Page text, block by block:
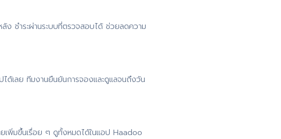
ชำระผ่านระบบที่ตรวจสอบได้ ช่วยลดความ
ด้เลย ทีมงานยืนยันการจองและดูแลจนถึงวัน
เพิ่มขึ้นเรื่อย ๆ ดูทั้งหมดได้ในแอป Haadoo